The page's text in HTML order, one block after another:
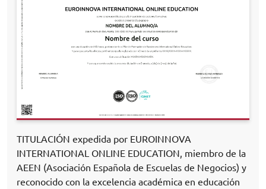
TITULACIÓN expedida por EUROINNOVA
INTERNATIONAL ONLINE EDUCATION, miembro de la
AEEN (Asociación Española de Escuelas de Negocios) y
reconocido con la excelencia académica en educación